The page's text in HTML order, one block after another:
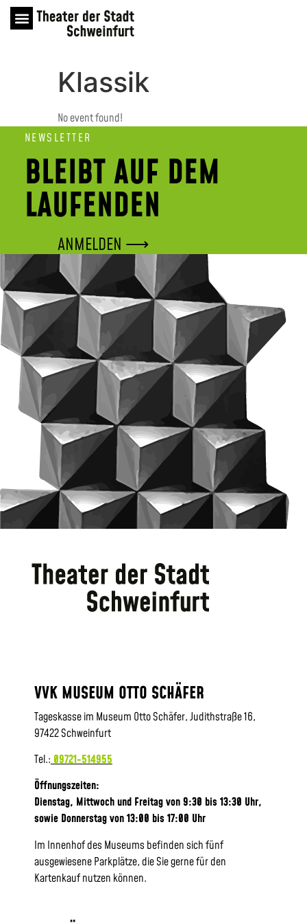
Klassik
No event found!
NEWSLETTER
BLEIBT AUF DEM
LAUFENDEN
ANMELDEN ⟶
VVK MUSEUM OTTO SCHÄFER
Tageskasse im Museum Otto Schäfer, Judithstraße 16,
97422 Schweinfurt
Tel.: 09721-514955
Öffnungszeiten:
Dienstag, Mittwoch und Freitag von 9:30 bis 13:30 Uhr,
sowie Donnerstag von 13:00 bis 17:00 Uhr
Im Innenhof des Museums befinden sich fünf
ausgewiesene Parkplätze, die Sie gerne für den
Kartenkauf nutzen können.